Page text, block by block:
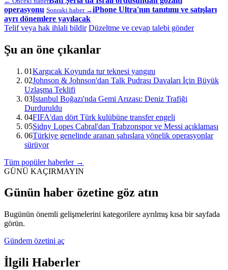
operasyonu Sonraki haber →iPhone Ultra'nın tanıtımı ve satışları
ayrı dönemlere yayılacak
Telif veya hak ihlali bildir Düzeltme ve cevap talebi gönder
Şu an öne çıkanlar
01Kargıcak Koyunda tur teknesi yangını
02Johnson & Johnson'dan Talk Pudrası Davaları İçin Büyük
Uzlaşma Teklifi
03İstanbul Boğazı'nda Gemi Arızası: Deniz Trafiği
Durduruldu
04FIFA'dan dört Türk kulübüne transfer engeli
05Sidny Lopes Cabral'dan Trabzonspor ve Messi açıklaması
06Türkiye genelinde aranan şahıslara yönelik operasyonlar
sürüyor
Tüm popüler haberler →
GÜNÜ KAÇIRMAYIN
Günün haber özetine göz atın
Bugünün önemli gelişmelerini kategorilere ayrılmış kısa bir sayfada
görün.
Gündem özetini aç
İlgili Haberler